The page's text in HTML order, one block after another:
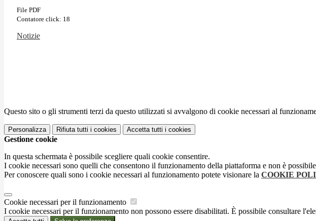
File PDF
Contatore click: 18
Notizie
Questo sito o gli strumenti terzi da questo utilizzati si avvalgono di cookie necessari al
Personalizza Rifiuta tutti i cookies Accetta tutti i cookies
Gestione cookie
In questa schermata è possibile scegliere quali cookie consentire.
I cookie necessari sono quelli che consentono il funzionamento della piattaforma e non è
Per conoscere quali sono i cookie necessari al funzionamento potete visionare la COOKIE
Cookie necessari per il funzionamento
I cookie necessari per il funzionamento non possono essere disabilitati. È possibile consultare